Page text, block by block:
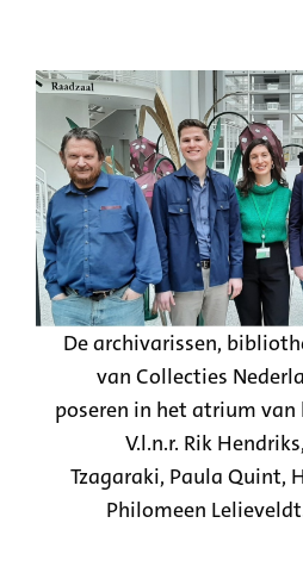
De archivarissen,
van Collecties
poseren in het atrium
V.l.n.r. Rik
Tzagaraki, Paula Quint,
Philomeen